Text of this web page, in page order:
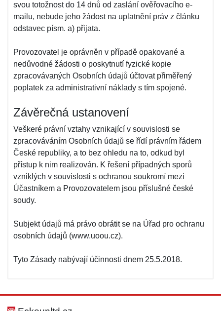
svou totožnost do 14 dnů od zaslání ověřovacího e-
mailu, nebude jeho žádost na uplatnění práv z článku
odstavec písm. a) přijata.
Provozovatel je oprávněn v případě opakované a
nedůvodné žádosti o poskytnutí fyzické kopie
zpracovávaných Osobních údajů účtovat přiměřený
poplatek za administrativní náklady s tím spojené.
Závěrečná ustanovení
Veškeré právní vztahy vznikající v souvislosti se
zpracováváním Osobních údajů se řídí právním řádem
České republiky, a to bez ohledu na to, odkud byl
přístup k nim realizován. K řešení případných sporů
vzniklých v souvislosti s ochranou soukromí mezi
Účastníkem a Provozovatelem jsou příslušné české
soudy.
Subjekt údajů má právo obrátit se na Úřad pro ochranu
osobních údajů (www.uoou.cz).
Tyto Zásady nabývají účinnosti dnem 25.5.2018.